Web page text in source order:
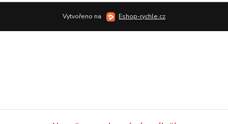
Vytvořeno na Eshop-rychle.cz